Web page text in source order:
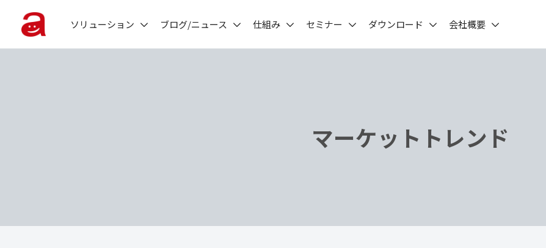
ソリューション ブログ/ニュース 仕組み セミナー ダウンロード 会社概要
マーケットトレンド